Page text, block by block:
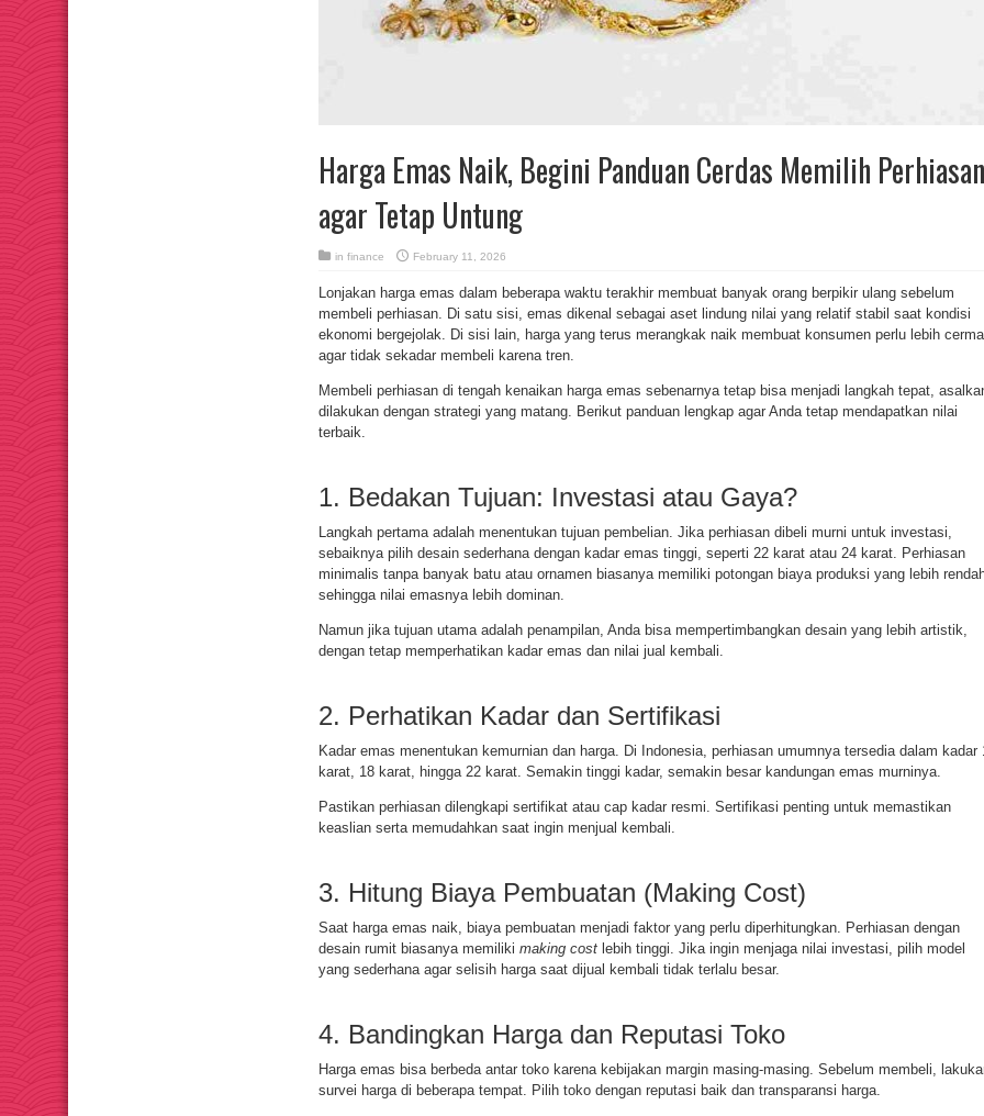
Harga Emas Naik, Begini Panduan Cerdas Memilih Perhiasan
agar Tetap Untung
in finance February 11, 2026
Lonjakan harga emas dalam beberapa waktu terakhir membuat banyak orang berpikir ulang sebelum
membeli perhiasan. Di satu sisi, emas dikenal sebagai aset lindung nilai yang relatif stabil saat kondisi
ekonomi bergejolak. Di sisi lain, harga yang terus merangkak naik membuat konsumen perlu lebih
agar tidak sekadar membeli karena tren.
Membeli perhiasan di tengah kenaikan harga emas sebenarnya tetap bisa menjadi langkah tepat,
dilakukan dengan strategi yang matang. Berikut panduan lengkap agar Anda tetap mendapatkan nilai
terbaik.
1. Bedakan Tujuan: Investasi atau Gaya?
Langkah pertama adalah menentukan tujuan pembelian. Jika perhiasan dibeli murni untuk investasi,
sebaiknya pilih desain sederhana dengan kadar emas tinggi, seperti 22 karat atau 24 karat. Perhiasan
minimalis tanpa banyak batu atau ornamen biasanya memiliki potongan biaya produksi yang lebih
sehingga nilai emasnya lebih dominan.
Namun jika tujuan utama adalah penampilan, Anda bisa mempertimbangkan desain yang lebih artistik,
dengan tetap memperhatikan kadar emas dan nilai jual kembali.
2. Perhatikan Kadar dan Sertifikasi
Kadar emas menentukan kemurnian dan harga. Di Indonesia, perhiasan umumnya tersedia dalam kadar
karat, 18 karat, hingga 22 karat. Semakin tinggi kadar, semakin besar kandungan emas murninya.
Pastikan perhiasan dilengkapi sertifikat atau cap kadar resmi. Sertifikasi penting untuk memastikan
keaslian serta memudahkan saat ingin menjual kembali.
3. Hitung Biaya Pembuatan (Making Cost)
Saat harga emas naik, biaya pembuatan menjadi faktor yang perlu diperhitungkan. Perhiasan dengan
desain rumit biasanya memiliki making cost lebih tinggi. Jika ingin menjaga nilai investasi, pilih model
yang sederhana agar selisih harga saat dijual kembali tidak terlalu besar.
4. Bandingkan Harga dan Reputasi Toko
Harga emas bisa berbeda antar toko karena kebijakan margin masing-masing. Sebelum membeli,
survei harga di beberapa tempat. Pilih toko dengan reputasi baik dan transparansi harga.